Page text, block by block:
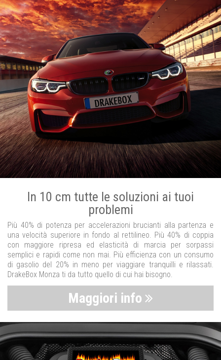
In 10 cm tutte le soluzioni ai tuoi
problemi
Più 40% di potenza per accelerazioni brucianti alla partenza e
una velocità superiore in fondo al rettilineo. Più 40% di coppia
con maggiore ripresa ed elasticità di marcia per sorpassi
semplici e rapidi come non mai. Più efficienza con un consumo
di gasolio del 20% in meno per viaggiare tranquilli e rilassati.
DrakeBox Monza ti da tutto quello di cui hai bisogno.
Maggiori info